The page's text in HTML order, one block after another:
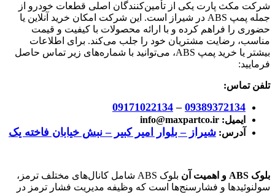
شرکت مکث پارت یکی از تأمین‌کنندگان اصلی قطعات خودرو از
جمله پمپ ABS در شیراز است. این شرکت امکان خرید آنلاین یا
حضوری را فراهم کرده و با ارائه محصولات با کیفیت و قیمت
مناسب، رضایت مشتریان خود را جلب می‌کند. برای اطلاعات
بیشتر یا خرید پمپ ABS، می‌توانید با شماره‌های زیر تماس حاصل
فرمایید:
تلفن تماس:
09389372134
–
09171022134
ایمیل: info@maxpartco.ir
آدرس: شیراز – بلوار امیر کبیر – نبش خیابان فاخته یک
بلوک ABS و اهمیت آن
بلوک ABS شامل کانال‌های مختلف ترمز،
سولنوئیدها و فشارسنج‌ها است که وظیفه مدیریت فشار ترمز در